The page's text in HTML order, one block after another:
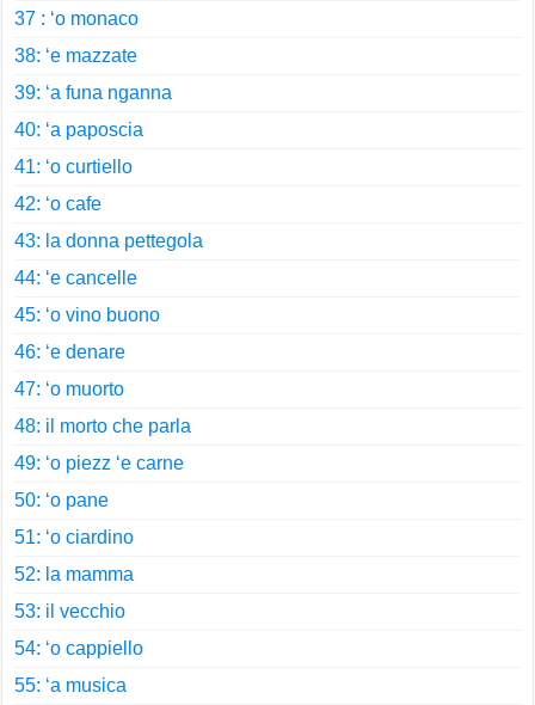
37 : ‘o monaco
38: ‘e mazzate
39: ‘a funa nganna
40: ‘a paposcia
41: ‘o curtiello
42: ‘o cafe
43: la donna pettegola
44: ‘e cancelle
45: ‘o vino buono
46: ‘e denare
47: ‘o muorto
48: il morto che parla
49: ‘o piezz ‘e carne
50: ‘o pane
51: ‘o ciardino
52: la mamma
53: il vecchio
54: ‘o cappiello
55: ‘a musica